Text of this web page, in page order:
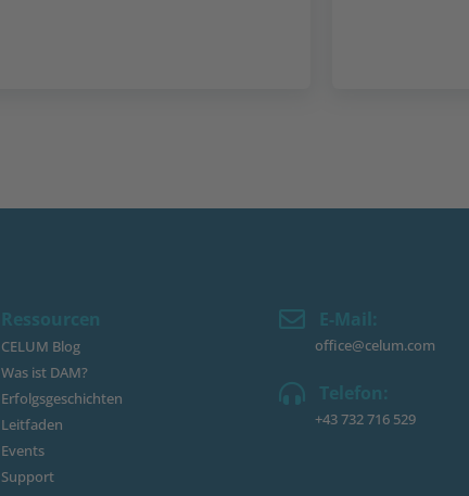
Ressourcen
CELUM Blog
Was ist DAM?
Erfolgsgeschichten
Leitfaden
Events
Support
E-Mail:
office@celum.com
Telefon:
+43 732 716 529